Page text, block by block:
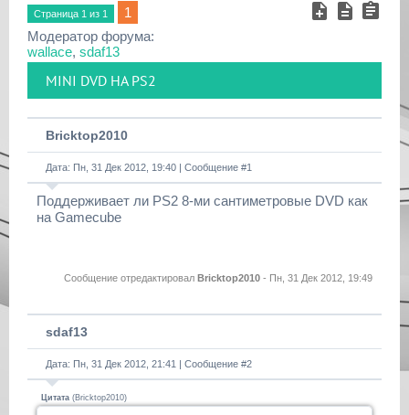
Страница 1 из 1
1
Модератор форума:
wallace, sdaf13
MINI DVD НА PS2
Bricktop2010
Дата: Пн, 31 Дек 2012, 19:40 | Сообщение #1
Поддерживает ли PS2 8-ми сантиметровые DVD как
на Gamecube
Сообщение отредактировал Bricktop2010 - Пн, 31 Дек 2012, 19:49
sdaf13
Дата: Пн, 31 Дек 2012, 21:41 | Сообщение #2
Цитата (Bricktop2010)